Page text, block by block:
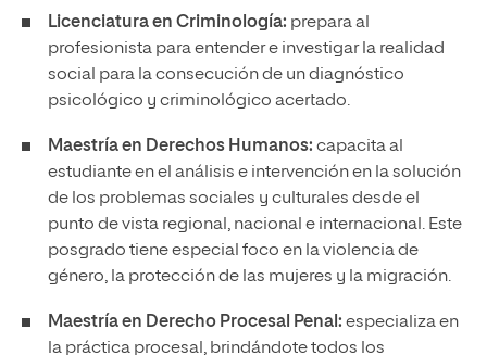
Licenciatura en Criminología: prepara al
profesionista para entender e investigar la realidad
social para la consecución de un diagnóstico
psicológico y criminológico acertado.
Maestría en Derechos Humanos: capacita al
estudiante en el análisis e intervención en la solución
de los problemas sociales y culturales desde el
punto de vista regional, nacional e internacional. Este
posgrado tiene especial foco en la violencia de
género, la protección de las mujeres y la migración.
Maestría en Derecho Procesal Penal : especializa en
la práctica procesal, brindándote todos los